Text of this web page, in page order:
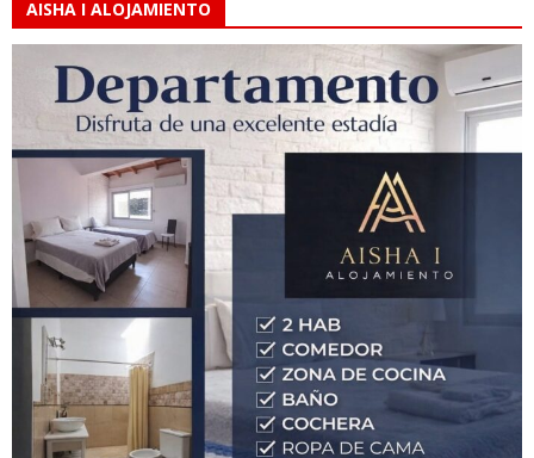
AISHA I ALOJAMIENTO